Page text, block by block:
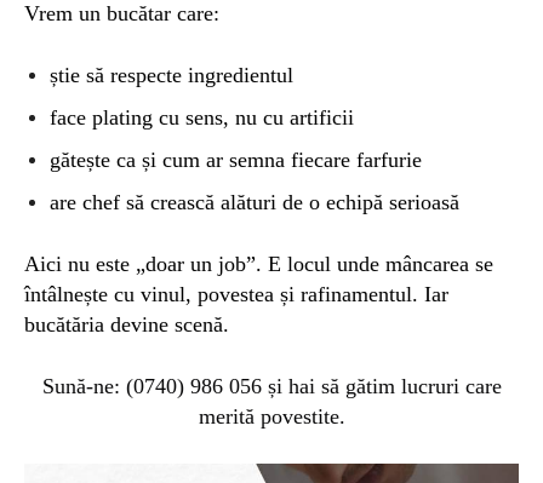
Vrem un bucătar care:
știe să respecte ingredientul
face plating cu sens, nu cu artificii
gătește ca și cum ar semna fiecare farfurie
are chef să crească alături de o echipă serioasă
Aici nu este „doar un job”. E locul unde mâncarea se
întâlnește cu vinul, povestea și rafinamentul. Iar
bucătăria devine scenă.
Sună-ne: (0740) 986 056 și hai să gătim lucruri care
merită povestite.